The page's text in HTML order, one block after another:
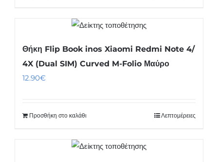
Θήκη Flip Book inos Xiaomi Redmi Note 4/
4X (Dual SIM) Curved M-Folio Μαύρο
12.90€
Προσθήκη στο καλάθι Λεπτομέρειες